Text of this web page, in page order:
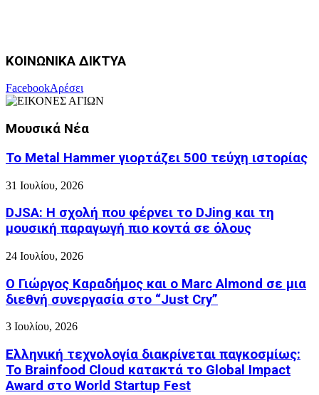
ΚΟΙΝΩΝΙΚΑ ΔΙΚΤΥΑ
FacebookΑρέσει
Μουσικά Νέα
Το Metal Hammer γιορτάζει 500 τεύχη ιστορίας
31 Ιουλίου, 2026
DJSA: Η σχολή που φέρνει το DJing και τη
μουσική παραγωγή πιο κοντά σε όλους
24 Ιουλίου, 2026
Ο Γιώργος Καραδήμος και ο Marc Almond σε μια
διεθνή συνεργασία στο “Just Cry”
3 Ιουλίου, 2026
Ελληνική τεχνολογία διακρίνεται παγκοσμίως:
Το Brainfood Cloud κατακτά το Global Impact
Award στο World Startup Fest